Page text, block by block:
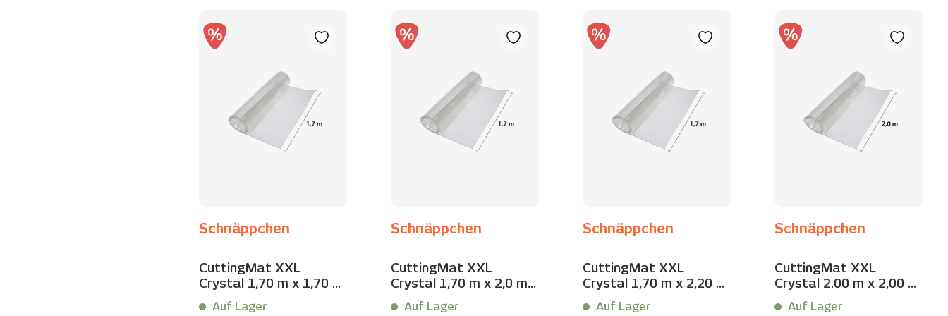
Schnäppchen
CuttingMat XXL
Crystal 1,70 m x 1,70 m
| Schnäppchen
Auf Lager
Schnäppchen
CuttingMat XXL
Crystal 1,70 m x 2,0 m |
Schnäppchen
Auf Lager
Schnäppchen
CuttingMat XXL
Crystal 1,70 m x 2,20 m
| Schnäppchen
Auf Lager
Schnäppchen
CuttingMat XXL
Crystal 2.00 m x 2,00 m
| Schnäppchen
Auf Lager